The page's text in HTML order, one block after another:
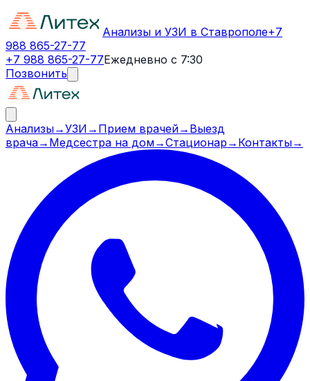
Анализы и УЗИ в Ставрополе+7
988 865-27-77
+7 988 865-27-77Ежедневно с 7:30
Позвонить
Анализы→УЗИ → Прием врачей→ Выезд
врача→ Медсестра на дом→Стационар → Контакты→